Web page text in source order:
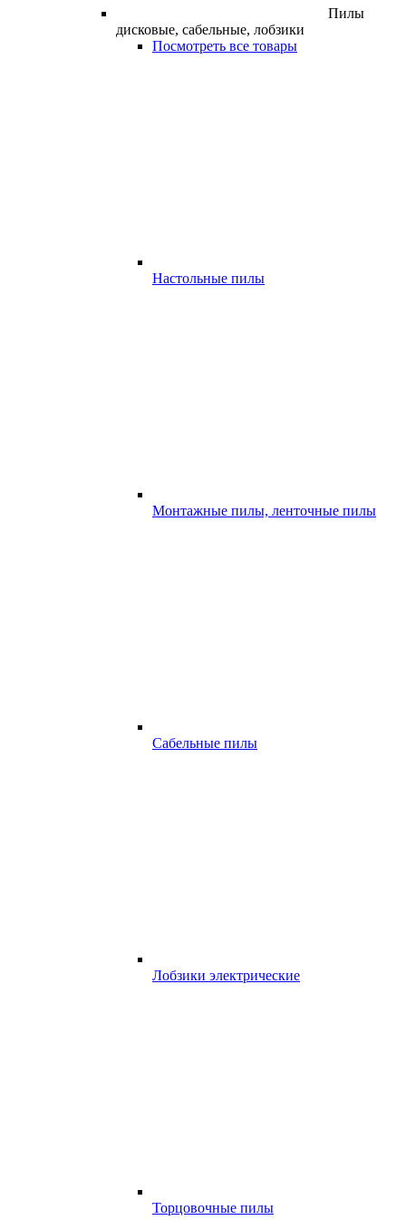
Пилы
дисковые, сабельные, лобзики
Посмотреть все товары
Настольные пилы
Монтажные пилы, ленточные пилы
Сабельные пилы
Лобзики электрические
Торцовочные пилы